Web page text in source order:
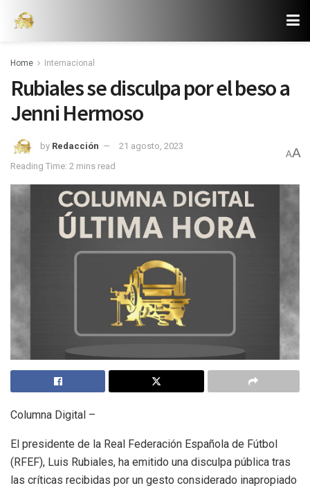
Home Internacional
Rubiales se disculpa por el beso a
Jenni Hermoso
by Redacción
21 agosto, 2023
Reading Time: 2 mins read
AA
Columna Digital –
El presidente de la Real Federación Española de Fútbol
(RFEF), Luis Rubiales, ha emitido una disculpa pública tras
las críticas recibidas por un gesto considerado inapropiado